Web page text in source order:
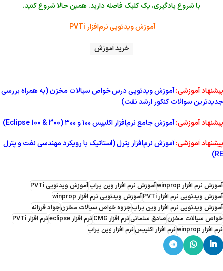
با شروع یادگیری، یک کلیک فاصله دارید. همین حالا شروع کنید.
آموزش ویدئویی نرم‌افزار PVTi
خرید آموزش
پیشنهاد آموزشی:آموزش ویدئویی درس خواص سیالات مخزن (به همراه بررسی
جدیدترین سوالات کنکور ارشد نفت)
پیشنهاد آموزشی:آموزش جامع نرم‌افزار اکلیپس ۱۰۰ و ۳۰۰ (Eclipse 100 & 300)
پیشنهاد آموزشی:آموزش نرم‌افزار پترل (استاتیک با رویکرد مهندسی نفت و پترل
RE)
آموزش نرم افزار winprop آموزش نرم افزار وین پراپآموزش ویدئویی PVTi
آموزش ویدئویی نرم افزار PVTi
آموزش ویدئویی نرم افزار winprop
آموزش ویدئویی نرم افزار وین پراپجزوه خواص سیالات مخزنجواد فرزانه
خواص سیالات مخزنصادق سلمانینرم افزار CMG نرم افزار eclipse
نرم افزار PVTi
نرم افزار winprop
نرم افزار اکلیپسنرم افزار وین پراپ